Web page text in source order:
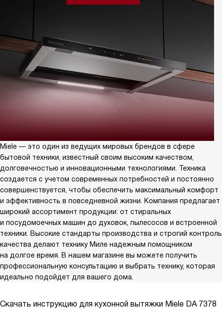
Miele — это один из ведущих мировых брендов в сфере
бытовой техники, известный своим высоким качеством,
долговечностью и инновационными технологиями. Техника
создается с учетом современных потребностей и постоянно
совершенствуется, чтобы обеспечить максимальный комфорт
и эффективность в повседневной жизни. Компания предлагает
широкий ассортимент продукции: от стиральных
и посудомоечных машин до духовок, пылесосов и встроенной
техники. Высокие стандарты производства и строгий контроль
качества делают технику Миле надежным помощником
на долгое время. В нашем магазине вы можете получить
профессиональную консультацию и выбрать технику, которая
идеально подойдет для вашего дома.
Скачать инструкцию для кухонной вытяжки Miele DA 7378